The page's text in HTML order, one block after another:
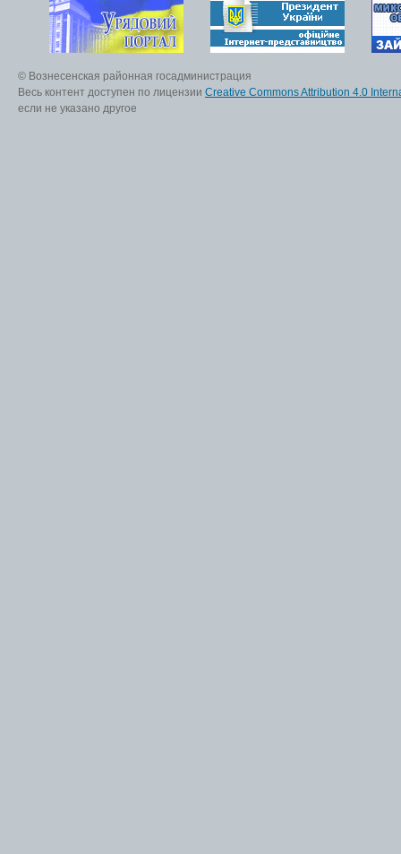
© Вознесенская районная госадминистрация
Весь контент доступен по лицензии Creative Commons Attribution 4.0
если не указано другое